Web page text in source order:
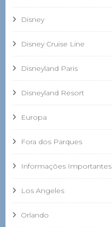
Disney
Disney Cruise Line
Disneyland Paris
Disneyland Resort
Europa
Fora dos Parques
Informações Importantes
Los Angeles
Orlando